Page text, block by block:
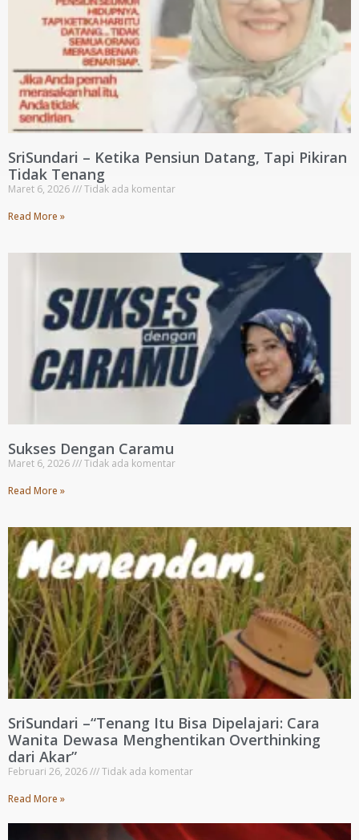
SriSundari – Ketika Pensiun Datang, Tapi Pikiran
Tidak Tenang
Maret 6, 2026
Tidak ada komentar
Read More »
Sukses Dengan Caramu
Maret 6, 2026
Tidak ada komentar
Read More »
SriSundari –“Tenang Itu Bisa Dipelajari: Cara
Wanita Dewasa Menghentikan Overthinking
dari Akar”
Februari 26, 2026
Tidak ada komentar
Read More »